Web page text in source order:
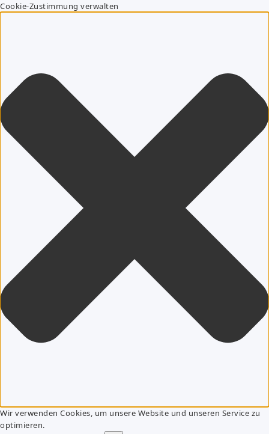
Cookie-Zustimmung verwalten
Wir verwenden Cookies, um unsere Website und unseren Service zu
optimieren.